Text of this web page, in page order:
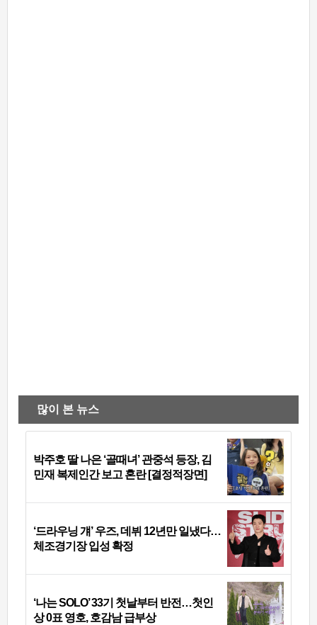
많이 본 뉴스
박주호 딸 나은 ‘골때녀’ 관중석 등장, 김
민재 복제인간 보고 혼란 [결정적장면]
‘드라우닝 걔’ 우즈, 데뷔 12년만 일냈다…
체조경기장 입성 확정
‘나는 SOLO’ 33기 첫날부터 반전…첫인
상 0표 영호, 호감남 급부상